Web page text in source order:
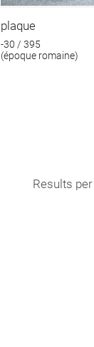
plaque
-30 / 395
(époque romaine)
Results